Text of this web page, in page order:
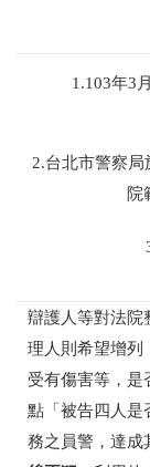
1.103年3
2.台北市警察局
院
辯護人等對法院
理人則希望增列
受有傷害等，是
點「被告四人是
務之員警，達成